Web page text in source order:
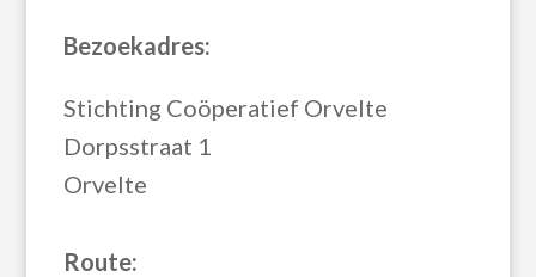
Bezoekadres:
Stichting Coöperatief Orvelte
Dorpsstraat 1
Orvelte
Route: